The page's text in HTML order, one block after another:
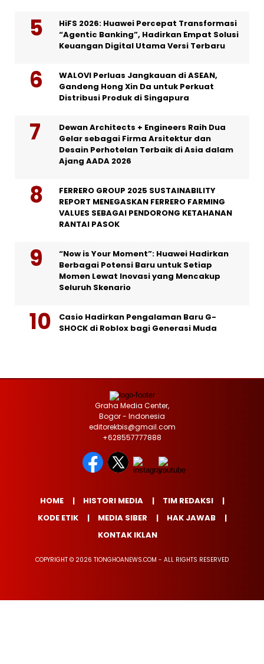
HiFS 2026: Huawei Percepat Transformasi
“Agentic Banking”, Hadirkan Empat Solusi
Keuangan Digital Utama Versi Terbaru
WALOVI Perluas Jangkauan di ASEAN,
Gandeng Hong Xin Da untuk Perkuat
Distribusi Produk di Singapura
Dewan Architects + Engineers Raih Dua
Gelar sebagai Firma Arsitektur dan
Desain Perhotelan Terbaik di Asia dalam
Ajang AADA 2026
FERRERO GROUP 2025 SUSTAINABILITY
REPORT MENEGASKAN FERRERO FARMING
VALUES SEBAGAI PENDORONG KETAHANAN
RANTAI PASOK
“Now is Your Moment”: Huawei Hadirkan
Berbagai Potensi Baru untuk Setiap
Momen Lewat Inovasi yang Mencakup
Seluruh Skenario
Casio Hadirkan Pengalaman Baru G-
SHOCK di Roblox bagi Generasi Muda
Graha Media Center,
Bogor - Indonesia
editorekbis@gmail.com
+628557777888
HOME HISTORI MEDIA
TIM REDAKSI
KODE ETIK
MEDIA SIBER
HAK JAWAB
KONTAK IKLAN
COPYRIGHT © 2026 TIONGHOANEWS.COM - ALL RIGHTS RESERVED